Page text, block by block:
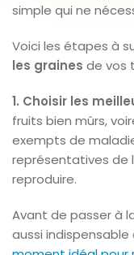
simple qui ne
Voici les étapes à
les graines de vos
1. Choisir les
fruits bien mûrs,
exempts de
représentatives de
reproduire.
Avant de passer à
aussi indispensable